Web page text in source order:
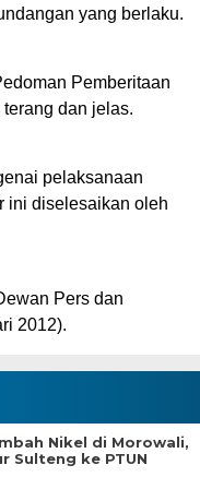
yang berlaku.
Pemberitaan
dan jelas.
pelaksanaan
ini diselesaikan oleh
Pers dan
2012).
Nikel di Morowali,
Sulteng ke PTUN